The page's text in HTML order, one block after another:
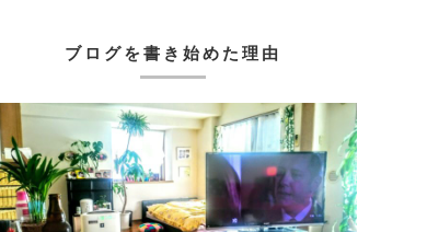
ブログを書き始めた理由